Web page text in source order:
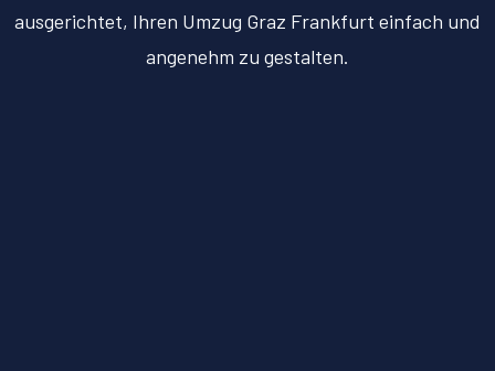
ausgerichtet, Ihren Umzug Graz Frankfurt einfach und
angenehm zu gestalten.